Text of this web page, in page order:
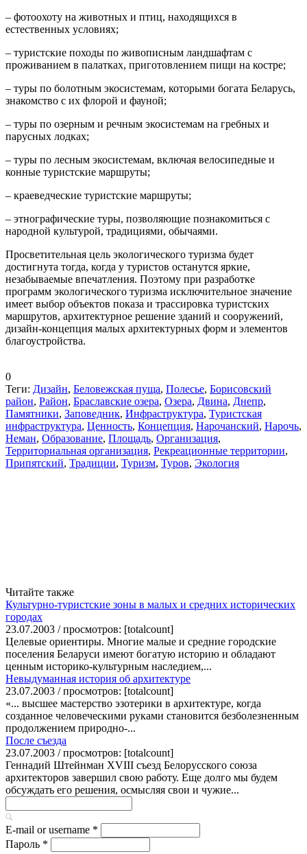
– фотоохоту на животных и птиц, находящихся в
естественных условиях;
– туристские походы по живописным ландшафтам с
проживанием в палатках, приготовлением пищи на костре;
– туры по болотным экосистемам, которыми богата Беларусь,
знакомство с их флорой и фауной;
– туры по озерным и речным экосистемам на гребных и
парусных лодках;
– туры по лесным экосистемам, включая велосипедные и
конные туристские маршруты;
– краеведческие туристские маршруты;
– этнографические туры, позволяющие познакомиться с
народной культурой, традициями, обычаями.
Просветительная цель экологического туризма будет
достигнута тогда, когда у туристов останутся яркие,
незабываемые впечатления. Поэтому при разработке
программ экологического туризма исключительное значение
имеет выбор объектов показа и трассировка туристских
маршрутов, архитектурное решение зданий и сооружений,
дизайн-концепция малых архитектурных форм и элементов
благоустройства.
0
Теги: Дизайн, Беловежская пуща, Полесье, Борисовский
район, Район, Браславские озера, Озера, Двина, Днепр,
Памятники, Заповедник, Инфраструктура, Туристская
инфраструктура, Ценность, Концепция, Нарочанский, Нарочь,
Неман, Образование, Площадь, Организация,
Территориальная организация, Рекреационные территории,
Припятский, Традиции, Туризм, Туров, Экология
Читайте также
Культурно-туристские зоны в малых и средних исторических
городах
23.07.2003 / просмотров: [totalcount]
Целевые ориентиры. Многие малые и средние городские
поселения Беларуси имеют богатую историю и обладают
ценным историко-культурным наследием,...
Невыдуманная история об архитектуре
23.07.2003 / просмотров: [totalcount]
«... высшее мастерство эзотерики в архитектуре, когда
созданное человеческими руками становится безболезненным
продолжением природно-...
После съезда
23.07.2003 / просмотров: [totalcount]
Геннадий Штейнман XVIII съезд Белорусского союза
архитекторов завершил свою работу. Еще долго мы будем
обсуждать его решения, осмысляя свои и чужие...
E-mail or username *
Пароль *